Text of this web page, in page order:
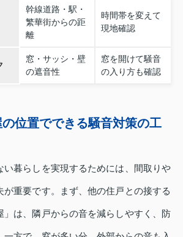
幹線道路・駅・
繁華街からの距
離
時間帯を変えて
現地確認
窓・サッシ・壁
の遮音性
窓を開けて騒音
の入り方も確認
位置でできる騒音対策の工
い暮らしを実現するためには、間取りや
が重要です。まず、他の住戸との接する
」は、隣戸からの音を減らしやすく、防